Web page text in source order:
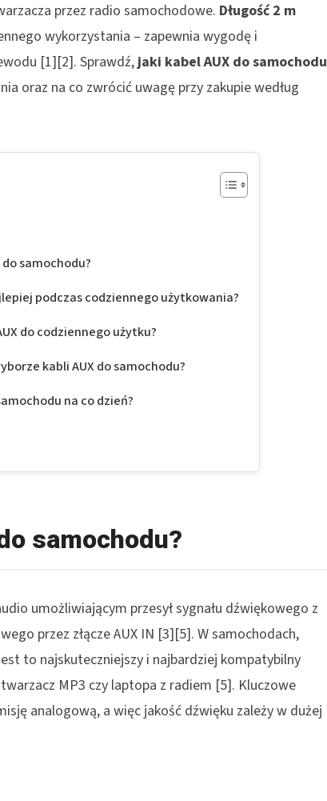
przez radio samochodowe. Długość 2 m
wykorzystania – zapewnia wygodę i
[1][2]. Sprawdź,jaki kabel AUX do samochodu
oraz na co zwrócić uwagę przy zakupie według
samochodu?
podczas codziennego użytkowania?
do codziennego użytku?
kabli AUX do samochodu?
na co dzień?
samochodu?
umożliwiającym przesył sygnału dźwiękowego z
przez złącze AUX IN [3][5]. W samochodach,
to najskuteczniejszy i najbardziej kompatybilny
MP3 czy laptopa z radiem [5]. Kluczowe
analogową, a więc jakość dźwięku zależy w dużej